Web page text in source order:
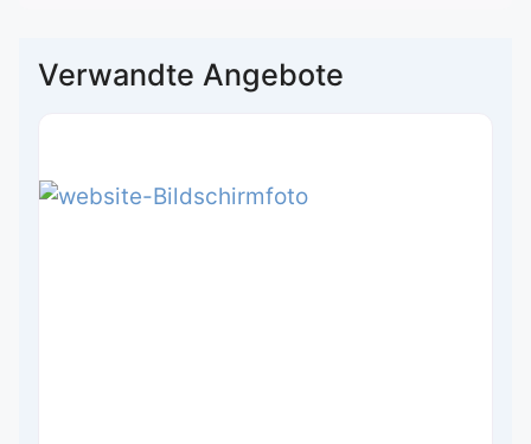
Verwandte Angebote